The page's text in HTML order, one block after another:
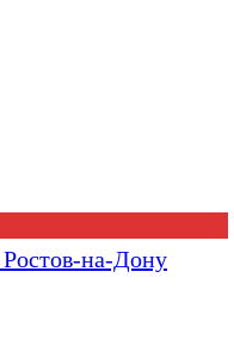
на-Дону